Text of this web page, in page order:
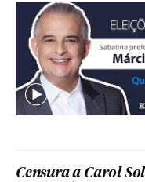
Censura a Carol